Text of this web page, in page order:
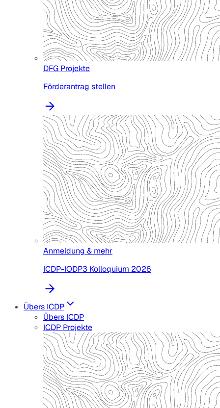
DFG Projekte
Förderantrag stellen
Anmeldung & mehr
ICDP-IODP3 Kolloquium 2026
Übers ICDP
Übers ICDP
ICDP Projekte